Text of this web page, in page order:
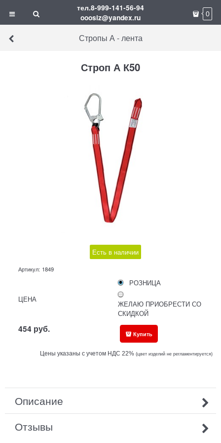
тел.8-999-141-56-94
ooosiz@yandex.ru
0
Стропы А - лента
Строп А К50
Есть в наличии
Артикул: 1849
ЦЕНА
РОЗНИЦА
ЖЕЛАЮ ПРИОБРЕСТИ СО
СКИДКОЙ
454 руб. Купить
Цены указаны с учетом НДС 22%(цвет изделий не регламентируется)
Описание
Отзывы